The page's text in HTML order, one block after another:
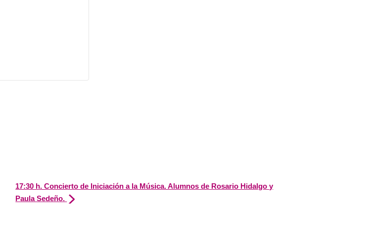
17:30 h. Concierto de Iniciación a la Música. Alumnos de Rosario Hidalgo y
Paula Sedeño.